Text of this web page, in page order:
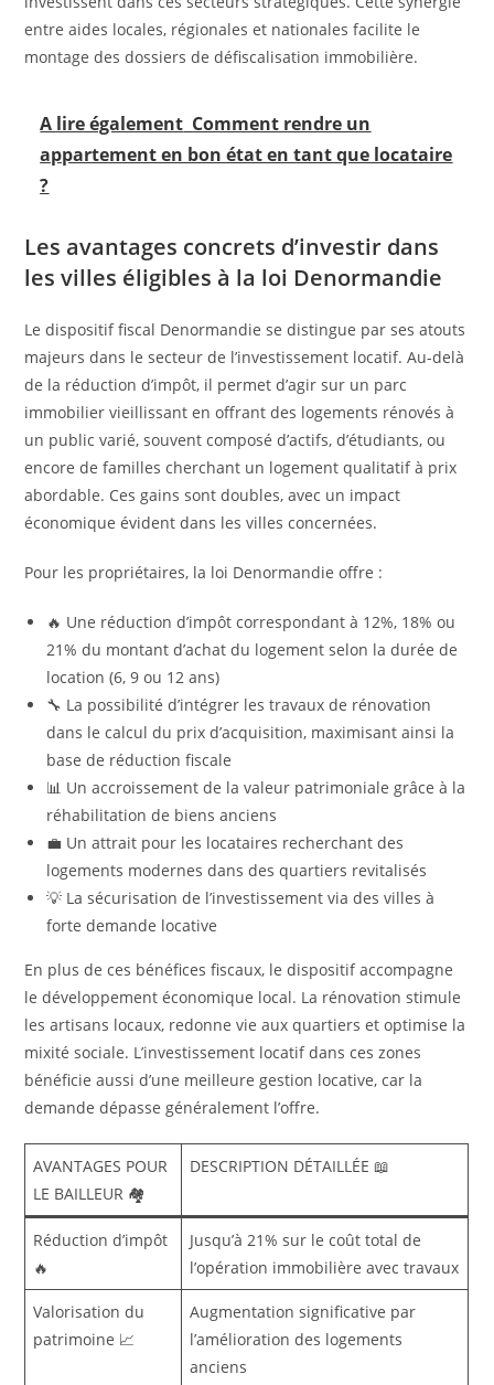
entre aides locales, régionales et nationales facilite le
montage des dossiers de défiscalisation immobilière.
A lire également Comment rendre un
appartement en bon état en tant que locataire
?
Les avantages concrets d’investir dans
les villes éligibles à la loi Denormandie
Le dispositif fiscal Denormandie se distingue par ses atouts
majeurs dans le secteur de l’investissement locatif. Au-delà
de la réduction d’impôt, il permet d’agir sur un parc
immobilier vieillissant en offrant des logements rénovés à
un public varié, souvent composé d’actifs, d’étudiants, ou
encore de familles cherchant un logement qualitatif à prix
abordable. Ces gains sont doubles, avec un impact
économique évident dans les villes concernées.
Pour les propriétaires, la loi Denormandie offre :
🔥 Une réduction d’impôt correspondant à 12%, 18% ou
21% du montant d’achat du logement selon la durée de
location (6, 9 ou 12 ans)
🔧 La possibilité d’intégrer les travaux de rénovation
dans le calcul du prix d’acquisition, maximisant ainsi la
base de réduction fiscale
📊 Un accroissement de la valeur patrimoniale grâce à la
réhabilitation de biens anciens
💼 Un attrait pour les locataires recherchant des
logements modernes dans des quartiers revitalisés
💡 La sécurisation de l’investissement via des villes à
forte demande locative
En plus de ces bénéfices fiscaux, le dispositif accompagne
le développement économique local. La rénovation stimule
les artisans locaux, redonne vie aux quartiers et optimise la
mixité sociale. L’investissement locatif dans ces zones
bénéficie aussi d’une meilleure gestion locative, car la
demande dépasse généralement l’offre.
AVANTAGES POUR
LE BAILLEUR 🏘️
DESCRIPTION DÉTAILLÉE 📖
Réduction d’impôt
🔥
Jusqu’à 21% sur le coût total de
l’opération immobilière avec travaux
Valorisation du
patrimoine 📈
Augmentation significative par
l’amélioration des logements
anciens